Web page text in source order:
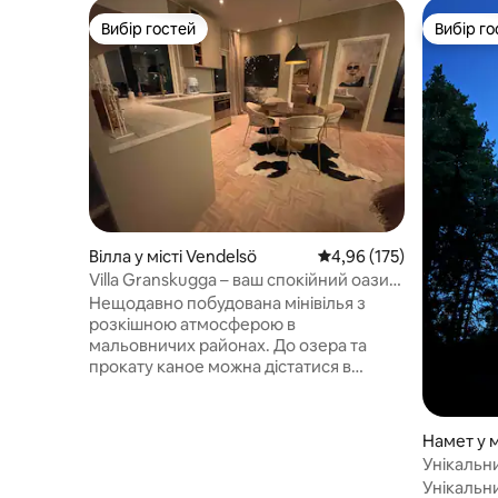
Вибір гостей
Вибір гостей
Вілла у місті Vendelsö Середня оцінка: 4,96 з
4,96 (175)
Villa Granskugga – ваш спокійний оазис
біля міста
Нещодавно побудована мінівілья з
розкішною атмосферою в
мальовничих районах. До озера та
прокату каное можна дістатися в
Вибір
Вибір
Намет у